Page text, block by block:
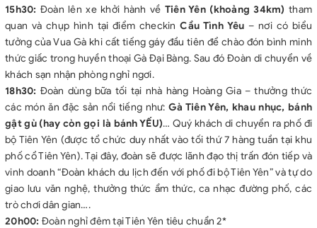
15h30: Đoàn lên xe khởi hành về Tiên Yên (khoảng 34km) tham
quan và chụp hình tại điểm checkinCầu Tình Yêu – nơi có biểu
tưởng của Vua Gà khi cất tiếng gáy đầu tiên để chào đón bình minh
thức giấc trong huyền thoại Gà Đại Bàng. Sau đó Đoàn di chuyển về
khách sạn nhận phòng nghỉ ngơi.
18h30: Đoàn dùng bữa tối tại nhà hàng Hoàng Gia – thưởng thức
các món ăn đặc sản nổi tiếng như:Gà Tiên Yên, khau nhục, bánh
gật gù (hay còn gọi là bánh YẾU)… Quý khách di chuyển ra phố đi
bộ Tiên Yên (được tổ chức duy nhất vào tối thứ 7 hàng tuần tại khu
phố cổ Tiên Yên). Tại đây, đoàn sẽ được lãnh đạo thị trấn đón tiếp và
vinh doanh “Đoàn khách du lịch đến với phố đi bộ Tiên Yên” và tự do
giao lưu văn nghệ, thưởng thức ẩm thức, ca nhạc đường phố, các
trò chơi dân gian….
20h00: Đoàn nghỉ đêm tại Tiên Yên tiêu chuẩn 2*